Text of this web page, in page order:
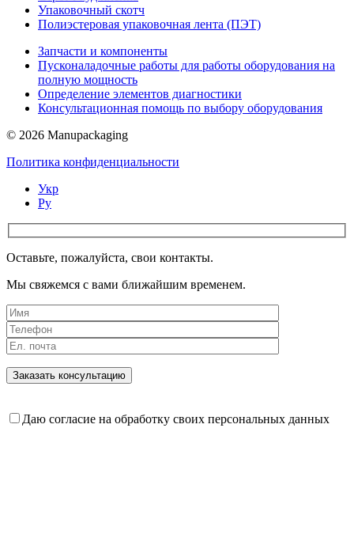
Упаковочный скотч
Полиэстеровая упаковочная лента (ПЭТ)
Запчасти и компоненты
Пусконаладочные работы для работы оборудования на
полную мощность
Определение элементов диагностики
Консультационная помощь по выбору оборудования
© 2026 Manupackaging
Политика конфиденциальности
Укр
Ру
Оставьте, пожалуйста, свои контакты.
Мы свяжемся с вами ближайшим временем.
Даю согласие на обработку своих персональных данных